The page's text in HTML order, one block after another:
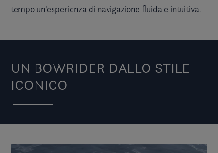
tempo un'esperienza di navigazione fluida e intuitiva.
UN BOWRIDER DALLO STILE
ICONICO